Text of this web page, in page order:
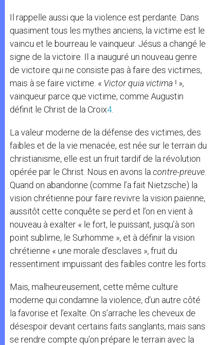
Il rappelle aussi que la violence est perdante. Dans
quasiment tous les mythes anciens, la victime est le
vaincu et le bourreau le vainqueur. Jésus a changé le
signe de la victoire. Il a inauguré un nouveau genre
de victoire qui ne consiste pas à faire des victimes,
mais à se faire victime. « Victor quia victima ! »,
vainqueur parce que victime, comme Augustin
définit le Christ de la Croix4
La valeur moderne de la défense des victimes, des
faibles et de la vie menacée, est née sur le terrain du
christianisme, elle est un fruit tardif de la révolution
opérée par le Christ. Nous en avons la contre-preuve
Quand on abandonne (comme l’a fait Nietzsche) la
vision chrétienne pour faire revivre la vision païenne,
aussitôt cette conquête se perd et l’on en vient à
nouveau à exalter « le fort, le puissant, jusqu’à son
point sublime, le Surhomme », et à définir la vision
chrétienne « une morale d’esclaves », fruit du
ressentiment impuissant des faibles contre les forts.
Mais, malheureusement, cette même culture
moderne qui condamne la violence, d’un autre côté
la favorise et l’exalte. On s’arrache les cheveux de
désespoir devant certains faits sanglants, mais sans
se rendre compte qu’on prépare le terrain avec la